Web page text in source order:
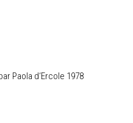
Paola d‘Ercole 1978